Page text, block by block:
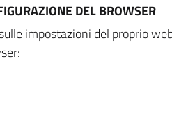
DEL BROWSER
impostazioni del proprio